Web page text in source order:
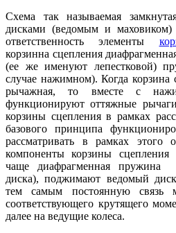
Схема так называемая
дисками (ведомым и маховиком)
ответственность элементы
корзинна сцепления
(ее же именуют лепестковой)
случае нажимном). Когда корзина
рычажная, то вместе с
функционируют оттяжные
корзины сцепления в рамках
базового принципа
рассматривать в рамках этого
компоненты корзины сцепления
чаще диафрагменная
диска), поджимают ведомый
тем самым постоянную связь
соответствующего крутящего
далее на ведущие колеса.